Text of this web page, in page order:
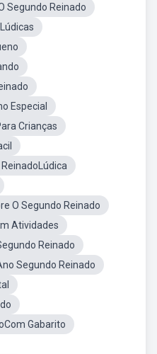
Segundo Reinado
Especial
Crianças
O Segundo Reinado
Atividades
Reinado
Segundo Reinado
Gabarito